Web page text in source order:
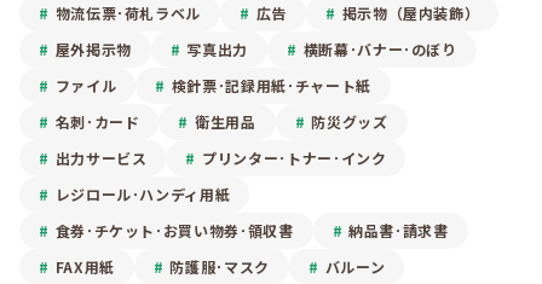
物流伝票･荷札ラベル
広告
掲示物（屋内装飾）
屋外掲示物
写真出力
横断幕･バナー･のぼり
ファイル
検針票･記録用紙･チャート紙
名刺･カード
衛生用品
防災グッズ
出力サービス
プリンター･トナー･インク
レジロール･ハンディ用紙
食券･チケット･お買い物券･領収書
納品書･請求書
FAX用紙
防護服･マスク バルーン